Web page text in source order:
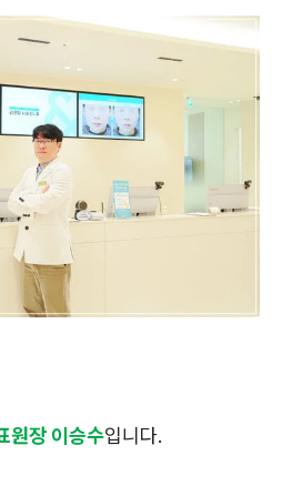
원장 이승수입니다.